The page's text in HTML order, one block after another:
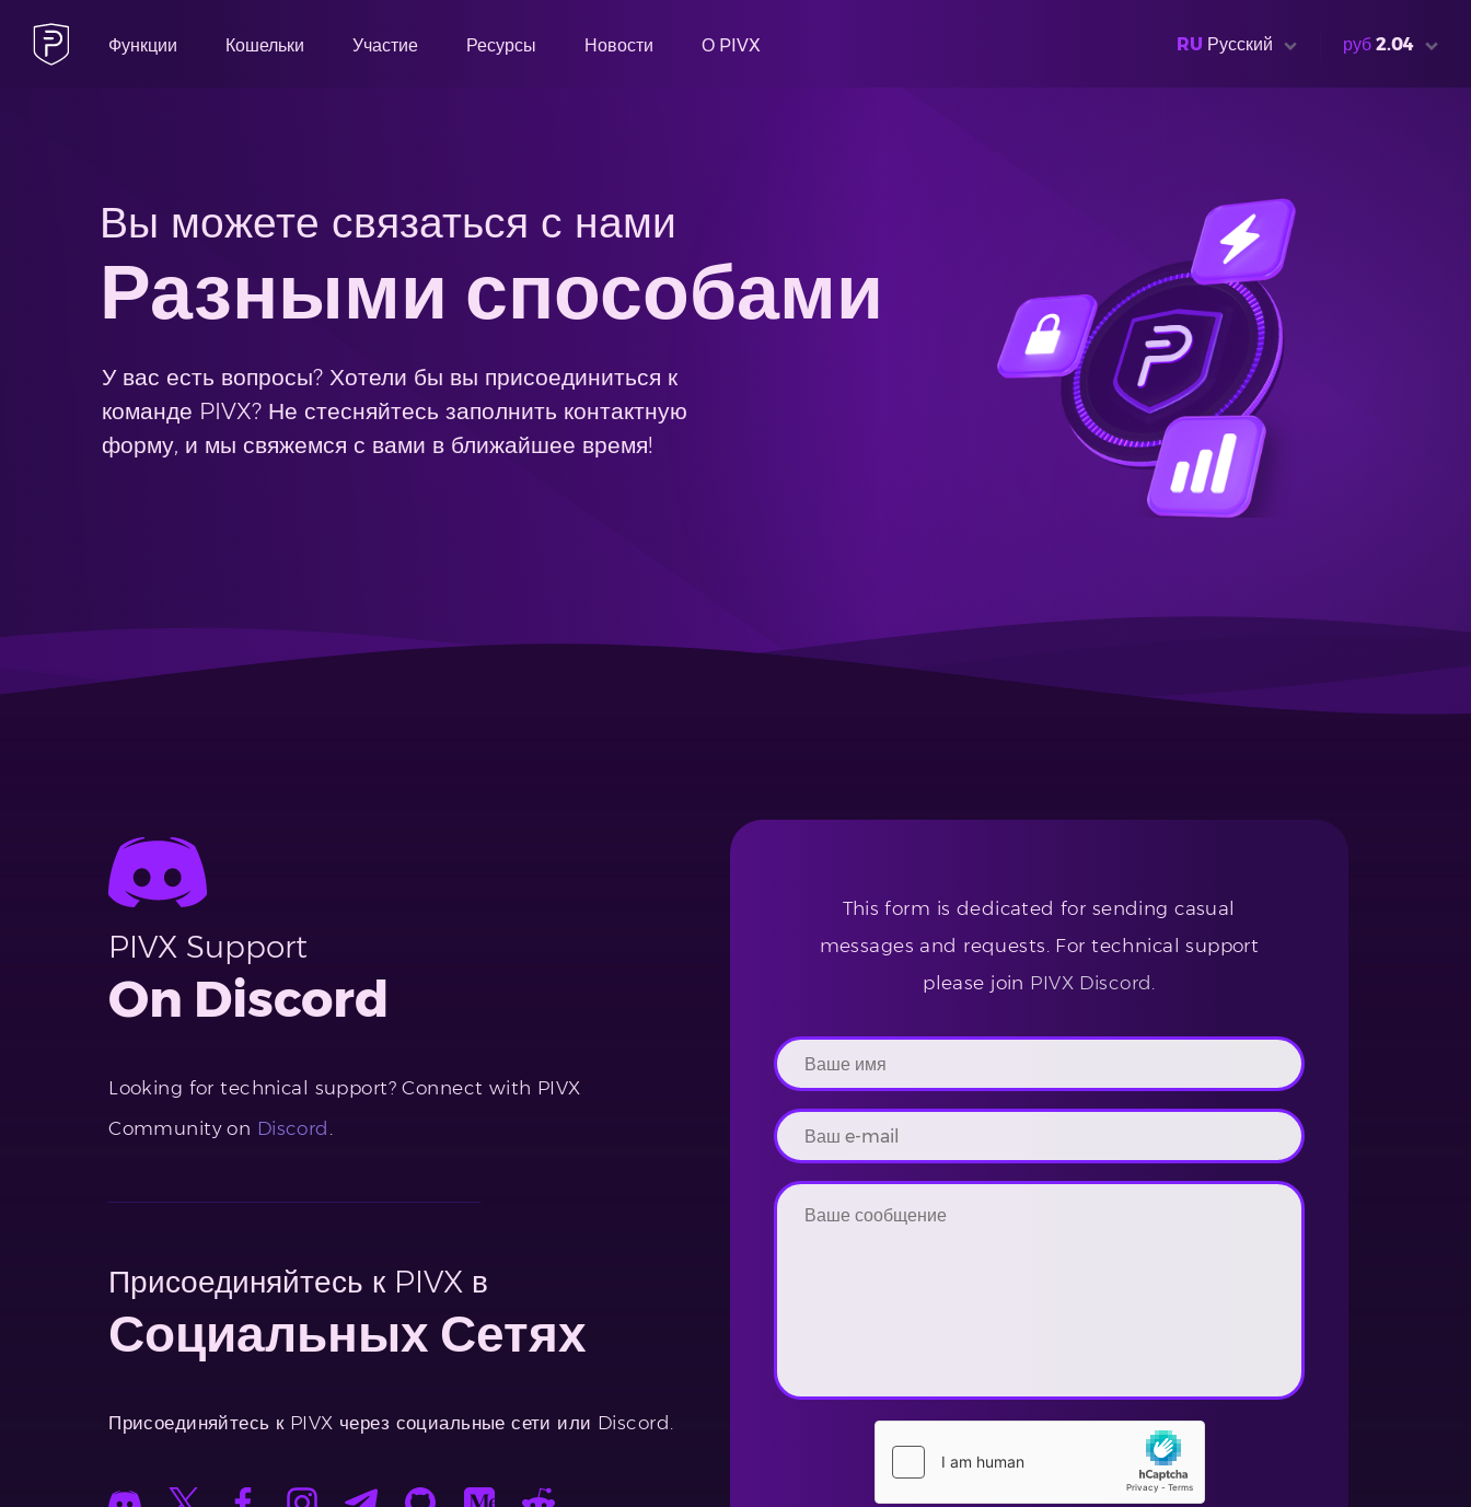
Функции Кошельки Участие Ресурсы Новости О PIVX RU Русский руб 2.04
Вы можете связаться с нами
Разными способами
У вас есть вопросы? Хотели бы вы присоединиться к
команде PIVX? Не стесняйтесь заполнить контактную
форму, и мы свяжемся с вами в ближайшее время!
PIVX Support
On Discord
Looking for technical support? Connect with PIVX
Community on Discord .
Присоединяйтесь к PIVX в
Социальных Сетях
Присоединяйтесь к PIVX через социальные сети или Discord.
This form is dedicated for sending casual
messages and requests. For technical support
please join PIVX Discord .